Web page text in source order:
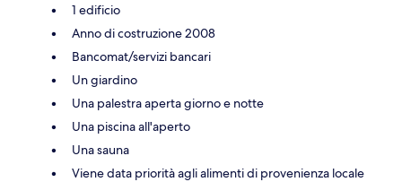
1 edificio
Anno di costruzione 2008
Bancomat/servizi bancari
Un giardino
Una palestra aperta giorno e notte
Una piscina all'aperto
Una sauna
Viene data priorità agli alimenti di provenienza locale